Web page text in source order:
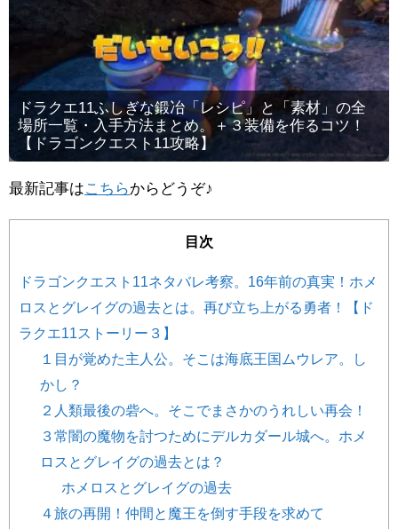
ドラクエ11ふしぎな鍛冶「レシピ」と「素材」の全
場所一覧・入手方法まとめ。＋３装備を作るコツ！
【ドラゴンクエスト11攻略】
最新記事はこちらからどうぞ♪
目次
ドラゴンクエスト11ネタバレ考察。16年前の真実！ホメ
ロスとグレイグの過去とは。再び立ち上がる勇者！【ド
ラクエ11ストーリー３】
１目が覚めた主人公。そこは海底王国ムウレア。し
かし？
２人類最後の砦へ。そこでまさかのうれしい再会！
３常闇の魔物を討つためにデルカダール城へ。ホメ
ロスとグレイグの過去とは？
ホメロスとグレイグの過去
４旅の再開！仲間と魔王を倒す手段を求めて